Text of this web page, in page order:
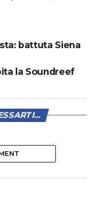
battuta Siena
la Soundreef